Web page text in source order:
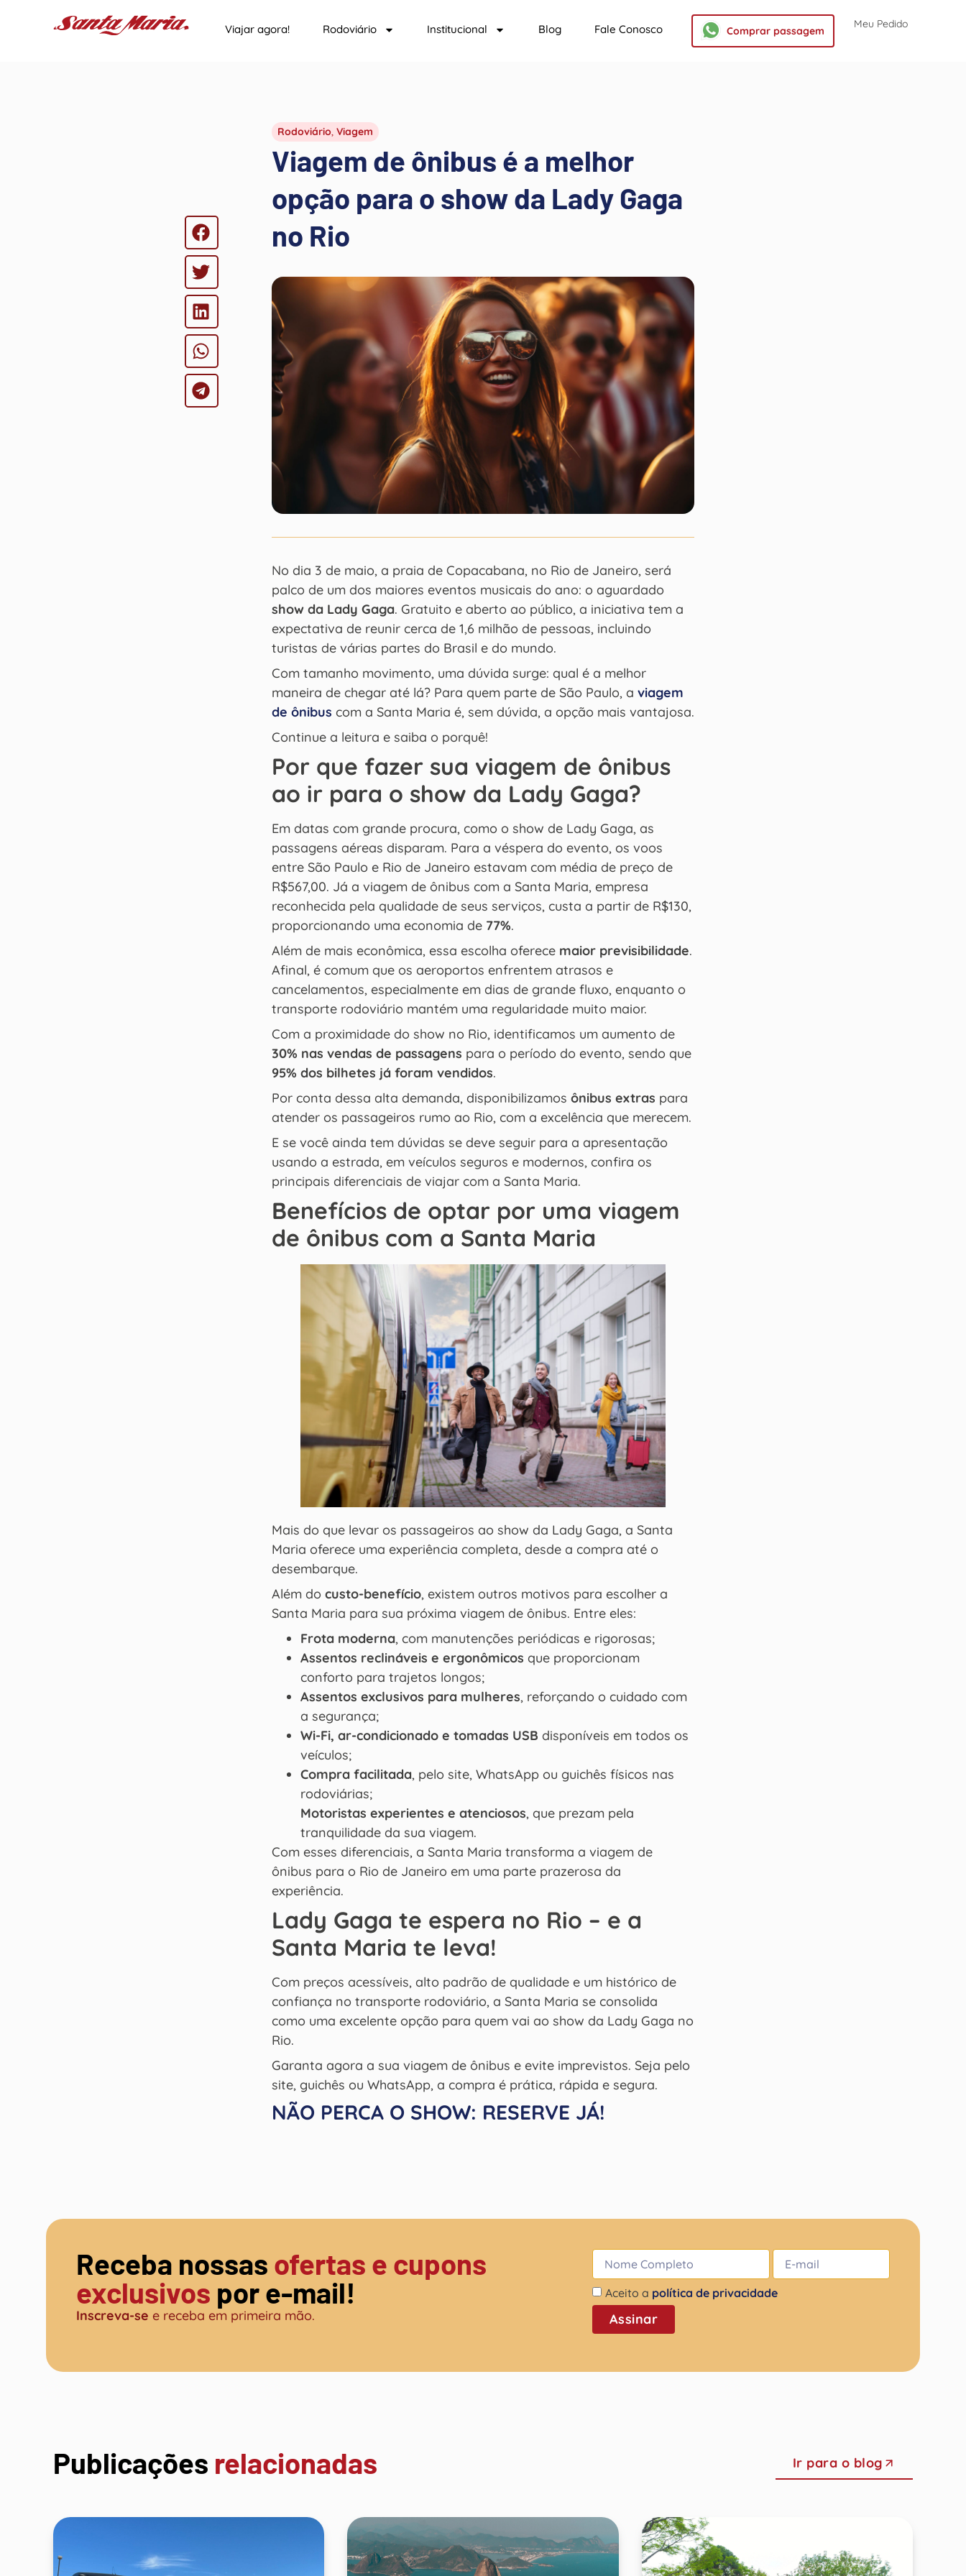
Viajar agora! Rodoviário Institucional Blog Fale Conosco Comprar passagem
Meu Pedido
Rodoviário, Viagem
Viagem de ônibus é a melhor
opção para o show da Lady Gaga
no Rio
No dia 3 de maio, a praia de Copacabana, no Rio de Janeiro, será
palco de um dos maiores eventos musicais do ano: o aguardado
show da Lady Gaga. Gratuito e aberto ao público, a iniciativa tem a
expectativa de reunir cerca de 1,6 milhão de pessoas, incluindo
turistas de várias partes do Brasil e do mundo.
Com tamanho movimento, uma dúvida surge: qual é a melhor
maneira de chegar até lá? Para quem parte de São Paulo, a viagem
de ônibus com a Santa Maria é, sem dúvida, a opção mais vantajosa.
Continue a leitura e saiba o porquê!
Por que fazer sua viagem de ônibus
ao ir para o show da Lady Gaga?
Em datas com grande procura, como o show de Lady Gaga, as
passagens aéreas disparam. Para a véspera do evento, os voos
entre São Paulo e Rio de Janeiro estavam com média de preço de
R$567,00. Já a viagem de ônibus com a Santa Maria, empresa
reconhecida pela qualidade de seus serviços, custa a partir de R$130,
proporcionando uma economia de 77%.
Além de mais econômica, essa escolha oferece maior previsibilidade.
Afinal, é comum que os aeroportos enfrentem atrasos e
cancelamentos, especialmente em dias de grande fluxo, enquanto o
transporte rodoviário mantém uma regularidade muito maior.
Com a proximidade do show no Rio, identificamos um aumento de
30% nas vendas de passagens para o período do evento, sendo que
95% dos bilhetes já foram vendidos.
Por conta dessa alta demanda, disponibilizamos ônibus extras para
atender os passageiros rumo ao Rio, com a excelência que merecem.
E se você ainda tem dúvidas se deve seguir para a apresentação
usando a estrada, em veículos seguros e modernos, confira os
principais diferenciais de viajar com a Santa Maria.
Benefícios de optar por uma viagem
de ônibus com a Santa Maria
Mais do que levar os passageiros ao show da Lady Gaga, a Santa
Maria oferece uma experiência completa, desde a compra até o
desembarque.
Além do custo-benefício, existem outros motivos para escolher a
Santa Maria para sua próxima viagem de ônibus. Entre eles:
Frota moderna, com manutenções periódicas e rigorosas;
Assentos reclináveis e ergonômicos que proporcionam
conforto para trajetos longos;
Assentos exclusivos para mulheres, reforçando o cuidado com
a segurança;
Wi-Fi, ar-condicionado e tomadas USB disponíveis em todos os
veículos;
Compra facilitada, pelo site, WhatsApp ou guichês físicos nas
rodoviárias;
Motoristas experientes e atenciosos, que prezam pela
tranquilidade da sua viagem.
Com esses diferenciais, a Santa Maria transforma a viagem de
ônibus para o Rio de Janeiro em uma parte prazerosa da
experiência.
Lady Gaga te espera no Rio – e a
Santa Maria te leva!
Com preços acessíveis, alto padrão de qualidade e um histórico de
confiança no transporte rodoviário, a Santa Maria se consolida
como uma excelente opção para quem vai ao show da Lady Gaga no
Rio.
Garanta agora a sua viagem de ônibus e evite imprevistos. Seja pelo
site, guichês ou WhatsApp, a compra é prática, rápida e segura.
NÃO PERCA O SHOW: RESERVE JÁ!
Receba nossas ofertas e cupons
exclusivos por e-mail!
Inscreva-se e receba em primeira mão.
Aceito a política de privacidade
Assinar
Publicações relacionadas Ir para o blog